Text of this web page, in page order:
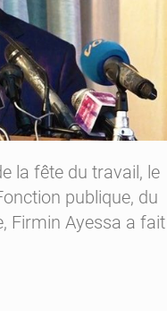
la fête du travail, le
publique, du
Firmin Ayessa a fait